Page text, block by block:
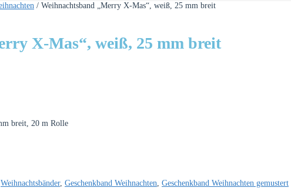
/ Weihnachtsband „Merry X-Mas“, weiß, 25 mm breit
X-Mas“, weiß, 25 mm breit
breit, 20 m Rolle
Weihnachtsbänder, Geschenkband Weihnachten, Geschenkband Weihnachten gemustert